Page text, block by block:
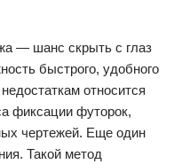
— шанс скрыть с глаз
быстрого, удобного
относится
фиксации футорок,
чертежей. Еще один
Такой метод